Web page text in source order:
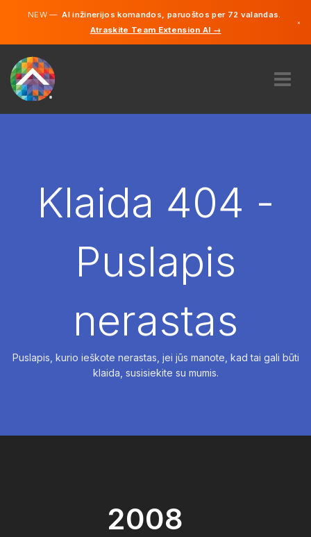
NEW —AI inžinerijos komandos, paruoštos per 72 valandas.
Atraskite Team Extension AI →
×
SAMDYTI
Anglų
Klaida 404 -
Puslapis
nerastas
Puslapis, kurio ieškote nerastas, jei jūs manote, kad tai gali būti
klaida, susisiekite su mumis.
2008